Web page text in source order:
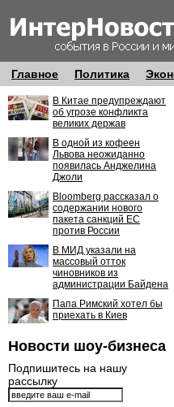
Главное Политика
В Китае предупреждают
об угрозе конфликта
великих держав
В одной из кофеен
Львова неожиданно
появилась Анджелина
Джоли
Bloomberg рассказал о
содержании нового
пакета санкций ЕС
против России
В МИД указали на
массовый отток
чиновников из
администрации Байдена
Папа Римский хотел бы
приехать в Киев
Новости шоу-бизнеса
Подпишитесь на нашу
рассылку